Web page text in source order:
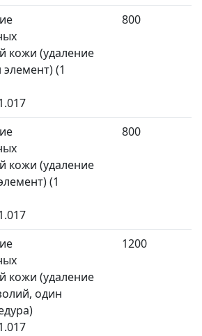
кожи (удаление
(1
800
кожи (удаление
(1
800
кожи (удаление
один
1200